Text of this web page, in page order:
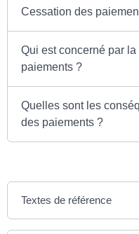
Cessation des
Qui est concerné par
paiements ?
Quelles sont les
des paiements ?
Textes de référence